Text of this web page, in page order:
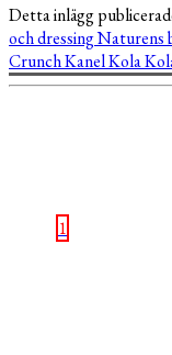
Detta inlägg
och dressingNaturens
CrunchKanelKola
1